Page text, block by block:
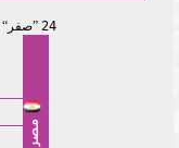
24 صفر
مصر